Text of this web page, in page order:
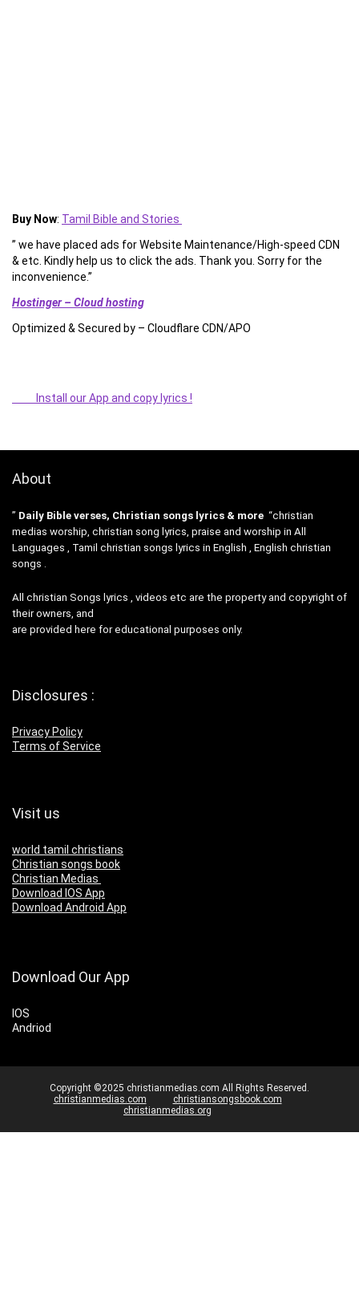
Buy Now: Tamil Bible and Stories
” we have placed ads for Website Maintenance/High-speed CDN
& etc. Kindly help us to click the ads. Thank you. Sorry for the
inconvenience.”
Hostinger – Cloud hosting
Optimized & Secured by – Cloudflare CDN/APO
Install our App and copy lyrics !
About
” Daily Bible verses, Christian songs lyrics & more “christian
medias worship, christian song lyrics, praise and worship in All
Languages , Tamil christian songs lyrics in English , English christian
songs .
All christian Songs lyrics , videos etc are the property and copyright of
their owners, and
are provided here for educational purposes only.
Disclosures :
Privacy Policy
Terms of Service
Visit us
world tamil christians
Christian songs book
Christian Medias
Download IOS App
Download Android App
Download Our App
IOS
Andriod
Copyright ©2025 christianmedias.com All Rights Reserved.
christianmedias.com
christiansongsbook.com
christianmedias.org